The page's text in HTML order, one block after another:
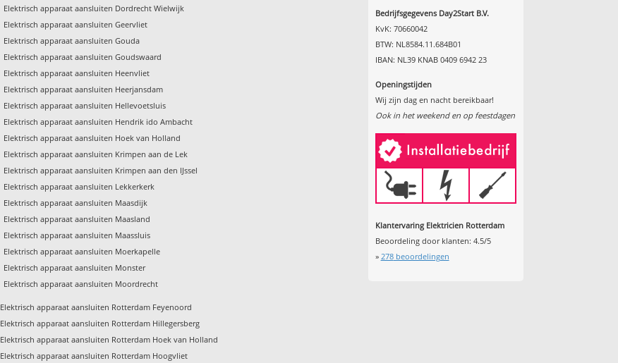
Elektrisch apparaat aansluiten Dordrecht Wielwijk
Elektrisch apparaat aansluiten Geervliet
Elektrisch apparaat aansluiten Gouda
Elektrisch apparaat aansluiten Goudswaard
Elektrisch apparaat aansluiten Heenvliet
Elektrisch apparaat aansluiten Heerjansdam
Elektrisch apparaat aansluiten Hellevoetsluis
Elektrisch apparaat aansluiten Hendrik ido Ambacht
Elektrisch apparaat aansluiten Hoek van Holland
Elektrisch apparaat aansluiten Krimpen aan de Lek
Elektrisch apparaat aansluiten Krimpen aan den IJssel
Elektrisch apparaat aansluiten Lekkerkerk
Elektrisch apparaat aansluiten Maasdijk
Elektrisch apparaat aansluiten Maasland
Elektrisch apparaat aansluiten Maassluis
Elektrisch apparaat aansluiten Moerkapelle
Elektrisch apparaat aansluiten Monster
Elektrisch apparaat aansluiten Moordrecht
Elektrisch apparaat aansluiten Rotterdam Feyenoord
Elektrisch apparaat aansluiten Rotterdam Hillegersberg
Elektrisch apparaat aansluiten Rotterdam Hoek van Holland
Elektrisch apparaat aansluiten Rotterdam Hoogvliet
Bedrijfsgegevens Day2Start B.V.
KvK: 70660042
BTW: NL8584.11.684B01
IBAN: NL39 KNAB 0409 6942 23
Openingstijden
Wij zijn dag en nacht bereikbaar!
Ook in het weekend en op feestdagen
Klantervaring Elektricien Rotterdam
Beoordeling door klanten: 4.5/5
» 278beoordelingen